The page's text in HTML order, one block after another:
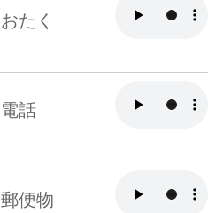
おたく
電話
郵便物